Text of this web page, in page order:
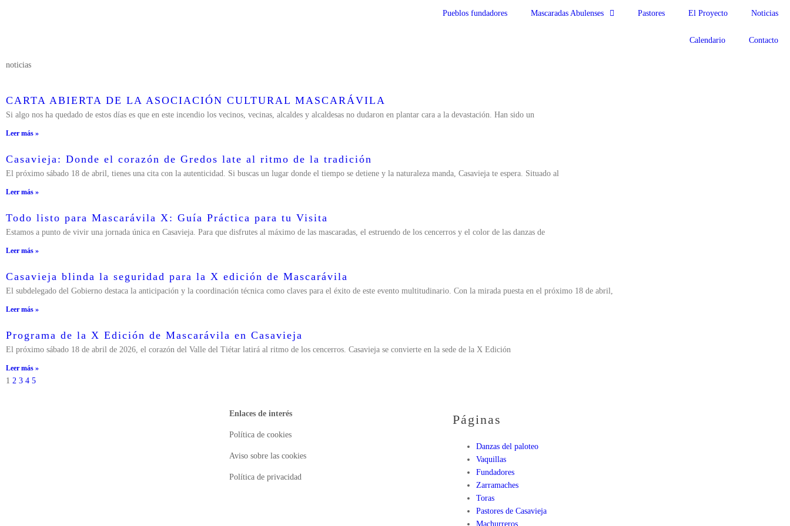
Pueblos fundadores Mascaradas Abulenses Pastores El Proyecto Noticias
Calendario Contacto
noticias
CARTA ABIERTA DE LA ASOCIACIÓN CULTURAL MASCARÁVILA
Si algo nos ha quedado de estos días es que en este incendio los vecinos, vecinas, alcaldes y alcaldesas no dudaron en plantar cara a la devastación. Han sido un
Leer más »
Casavieja: Donde el corazón de Gredos late al ritmo de la tradición
El próximo sábado 18 de abril, tienes una cita con la autenticidad. Si buscas un lugar donde el tiempo se detiene y la naturaleza manda, Casavieja te espera. Situado al
Leer más »
Todo listo para Mascarávila X: Guía Práctica para tu Visita
Estamos a punto de vivir una jornada única en Casavieja. Para que disfrutes al máximo de las mascaradas, el estruendo de los cencerros y el color de las danzas de
Leer más »
Casavieja blinda la seguridad para la X edición de Mascarávila
El subdelegado del Gobierno destaca la anticipación y la coordinación técnica como claves para el éxito de este evento multitudinario. Con la mirada puesta en el próximo 18 de abril,
Leer más »
Programa de la X Edición de Mascarávila en Casavieja
El próximo sábado 18 de abril de 2026, el corazón del Valle del Tiétar latirá al ritmo de los cencerros. Casavieja se convierte en la sede de la X Edición
Leer más »
1 2 3 4 5
Enlaces de interés
Política de cookies
Aviso sobre las cookies
Política de privacidad
Páginas
Danzas del paloteo
Vaquillas
Fundadores
Zarramaches
Toras
Pastores de Casavieja
Machurreros